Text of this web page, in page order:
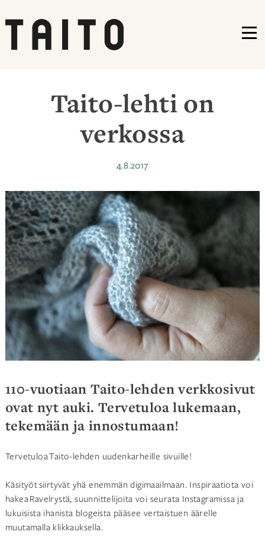
Taito-lehti on
verkossa
Julkaistu
4.8.2017
110-vuotiaan Taito-lehden verkkosivut
ovat nyt auki. Tervetuloa lukemaan,
tekemään ja innostumaan!
Tervetuloa Taito-lehden uudenkarheille sivuille!
Käsityöt siirtyvät yhä enemmän digimaailmaan. Inspiraatiota voi
hakea Ravelrystä, suunnittelijoita voi seurata Instagramissa ja
lukuisista ihanista blogeista pääsee vertaistuen äärelle
muutamalla klikkauksella.